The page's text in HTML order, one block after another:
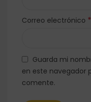
Correo electrónico *
Guarda mi
en este navegador
comente.